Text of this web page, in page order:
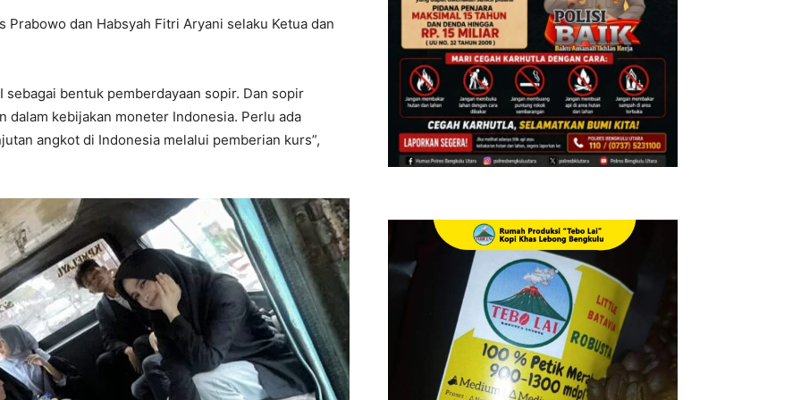
dan Habsyah Fitri Aryani selaku Ketua dan
sebagai bentuk pemberdayaan sopir. Dan sopir
dalam kebijakan moneter Indonesia. Perlu ada
angkot di Indonesia melalui pemberian kurs”,